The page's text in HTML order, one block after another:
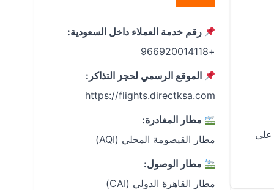
على
رقم خدمة العملاء داخل السعودية:
+966920014118
الموقع الرسمي لحجز التذاكر:
https://flights.directksa.com
مطار المغادرة:
مطار القيصومة المحلي (AQI)
مطار الوصول:
مطار القاهرة الدولي (CAI)